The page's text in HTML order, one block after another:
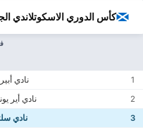
كأس الدوري الاسكوتلاندي
1 نادي
2
نادي أير
3
نادي